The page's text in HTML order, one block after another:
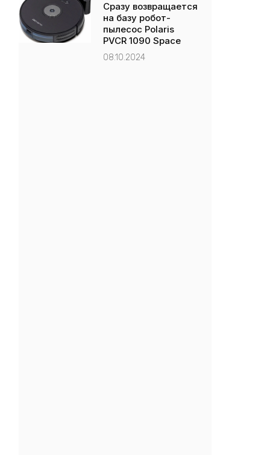
Сразу возвращается
на базу робот-
пылесос Polaris
PVCR 1090 Space
08.10.2024